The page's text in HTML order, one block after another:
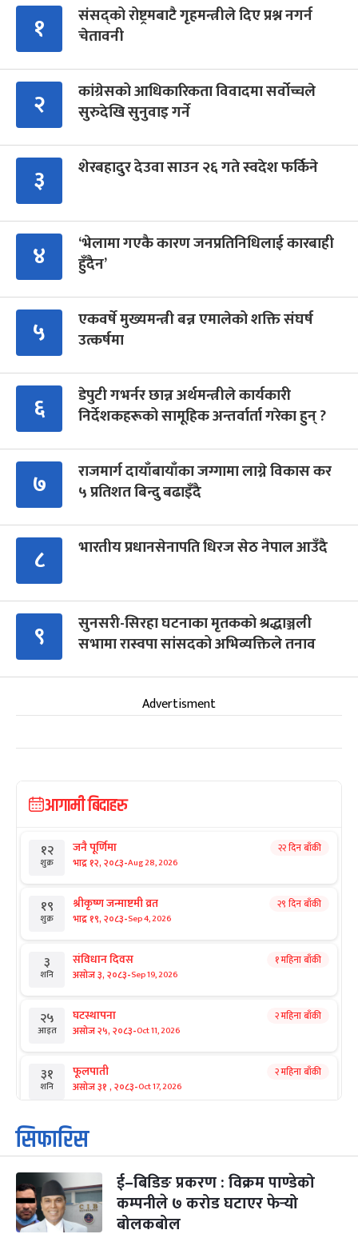
१
संसद्को रोष्ट्रमबाटै गृहमन्त्रीले दिए प्रश्न नगर्न
चेतावनी
२
कांग्रेसको आधिकारिकता विवादमा सर्वोच्चले
सुरुदेखि सुनुवाइ गर्ने
३ शेरबहादुर देउवा साउन २६ गते स्वदेश फर्किने
४
‘भेलामा गएकै कारण जनप्रतिनिधिलाई कारबाही
हुँदैन’
५
एकवर्षे मुख्यमन्त्री बन्न एमालेको शक्ति संघर्ष
उत्कर्षमा
६
डेपुटी गभर्नर छान्न अर्थमन्त्रीले कार्यकारी
निर्देशकहरूको सामूहिक अन्तर्वार्ता गरेका हुन् ?
७
राजमार्ग दायाँबायाँका जग्गामा लाग्ने विकास कर
५ प्रतिशत बिन्दु बढाइँदै
८ भारतीय प्रधानसेनापति धिरज सेठ नेपाल आउँदै
९
सुनसरी-सिरहा घटनाका मृतकको श्रद्धाञ्जली
सभामा रास्वपा सांसदको अभिव्यक्तिले तनाव
Advertisment
आगामी बिदाहरु
१२
शुक्र
जनै पूर्णिमा
भाद्र १२, २०८३-Aug 28, 2026
२२ दिन बाँकी
१९
शुक्र
श्रीकृष्ण जन्माष्टमी व्रत
भाद्र १९, २०८३-Sep 4, 2026
२९ दिन बाँकी
३
शनि
संविधान दिवस
असोज ३, २०८३-Sep 19, 2026
१ महिना बाँकी
२५
आइत
घटस्थापना
असोज २५, २०८३-Oct 11, 2026
२ महिना बाँकी
३१
शनि
फूलपाती
असोज ३१ , २०८३-Oct 17, 2026
२ महिना बाँकी
१
आइत
कार्तिक सङ्क्रान्ति
कार्तिक १, २०८३
३
मंगल
महानवमी
कार्तिक ३, २०८३-Oct 20, 2026
२ महिना बाँकी
सिफारिस
ई–बिडिङ प्रकरण : विक्रम पाण्डेको
कम्पनीले ७ करोड घटाएर फेर्‍यो
बोलकबोल